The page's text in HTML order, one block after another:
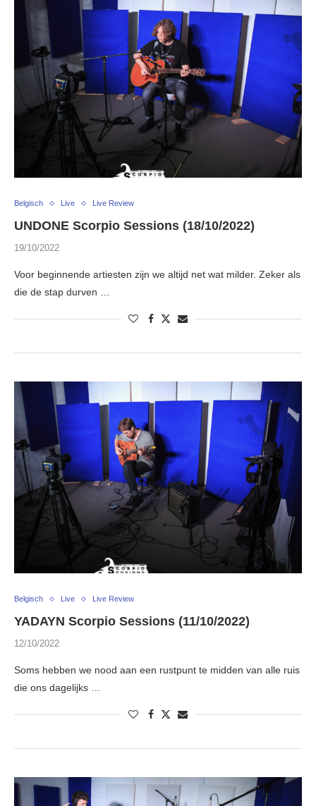
Belgisch Live Live Review
UNDONE Scorpio Sessions (18/10/2022)
19/10/2022
Voor beginnende artiesten zijn we altijd net wat milder. Zeker als
die de stap durven …
Belgisch Live Live Review
YADAYN Scorpio Sessions (11/10/2022)
12/10/2022
Soms hebben we nood aan een rustpunt te midden van alle ruis
die ons dagelijks …